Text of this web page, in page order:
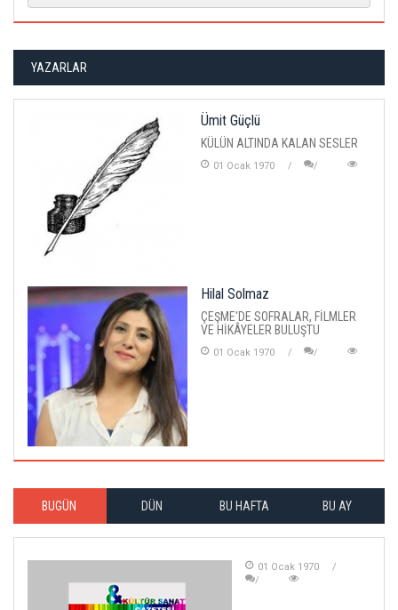
YAZARLAR
Ümit Güçlü
KÜLÜN ALTINDA KALAN SESLER
01 Ocak 1970
Hilal Solmaz
ÇEŞME'DE SOFRALAR, FİLMLER
VE HİKÂYELER BULUŞTU
01 Ocak 1970
BUGÜN DÜN BU HAFTA BU AY
01 Ocak 1970